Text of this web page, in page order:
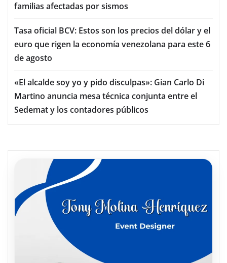
familias afectadas por sismos
Tasa oficial BCV: Estos son los precios del dólar y el
euro que rigen la economía venezolana para este 6
de agosto
«El alcalde soy yo y pido disculpas»: Gian Carlo Di
Martino anuncia mesa técnica conjunta entre el
Sedemat y los contadores públicos